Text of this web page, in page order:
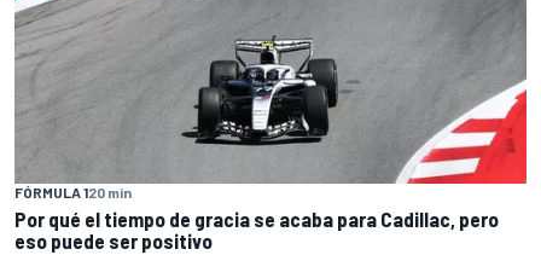
FÓRMULA 120 min
Por qué el tiempo de gracia se acaba para Cadillac, pero
eso puede ser positivo